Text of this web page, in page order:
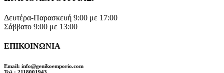
Δευτέρα-Παρασκευή 9:00 με 17:00
Σάββατο 9:00 με 13:00
ΕΠΙΚΟΙΝΩΝΙΑ
Email : info@genikoemporio.com